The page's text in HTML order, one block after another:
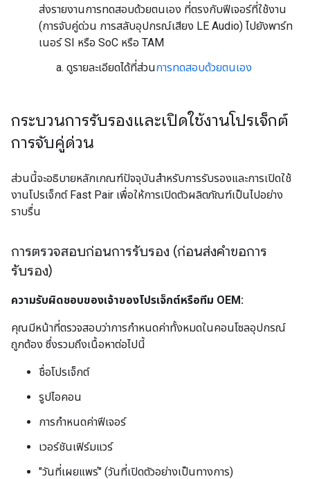
ส่งรายงานการทดสอบด้วยตนเอง ที่ตรงกับฟีเจอร์ที่ใช้งาน
(การจับคู่ด่วน การสลับอุปกรณ์เสียง LE Audio) ไปยังพาร์ท
เนอร์ SI หรือ SoC หรือ TAM
ดูรายละเอียดได้ที่ส่วนการทดสอบด้วยตนเอง
กระบวนการรับรองและเปิดใช้งานโปรเจ็กต์
การจับคู่ด่วน
ส่วนนี้จะอธิบายหลักเกณฑ์ปัจจุบันสำหรับการรับรองและการเปิดใช้
งานโปรเจ็กต์ Fast Pair เพื่อให้การเปิดตัวผลิตภัณฑ์เป็นไปอย่าง
ราบรื่น
การตรวจสอบก่อนการรับรอง (ก่อนส่งคำขอการ
รับรอง)
ความรับผิดชอบของเจ้าของโปรเจ็กต์หรือทีม OEM:
คุณมีหน้าที่ตรวจสอบว่าการกำหนดค่าทั้งหมดในคอนโซลอุปกรณ์
ถูกต้อง ซึ่งรวมถึงเนื้อหาต่อไปนี้
ชื่อโปรเจ็กต์
รูปไอคอน
การกำหนดค่าฟีเจอร์
เวอร์ชันเฟิร์มแวร์
"วันที่เผยแพร่" (วันที่เปิดตัวอย่างเป็นทางการ)